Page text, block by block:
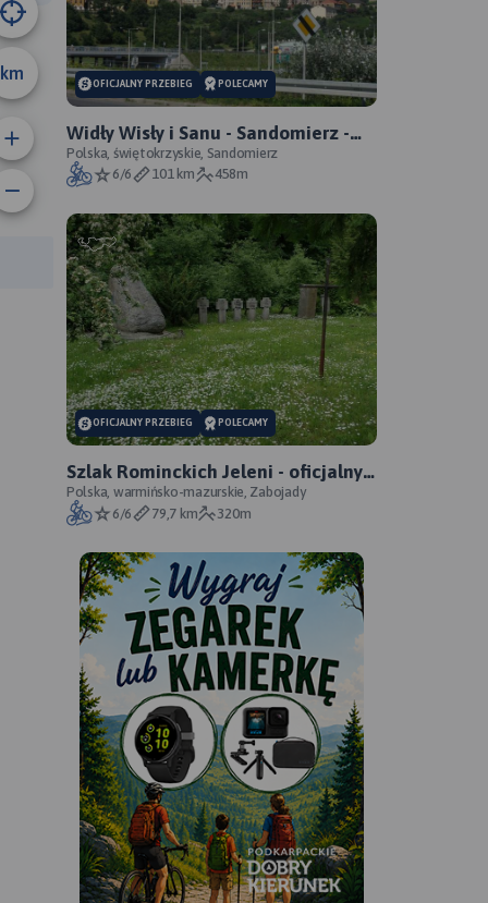
km
trasy:
OFICJALNY PRZEBIEG POLECAMY
Widły Wisły i Sanu - Sandomierz -
Zawichost - Annopol - oficjalny
przebieg
Polska, świętokrzyskie, Sandomierz
6/6
101 km 458m
OFICJALNY PRZEBIEG POLECAMY
Szlak Rominckich Jeleni - oficjalny
przebieg
Polska, warmińsko-mazurskie, Zabojady
6/6
79,7 km 320m